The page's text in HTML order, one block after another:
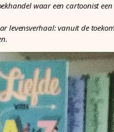
waar een cartoonist
levensverhaal: vanuit de